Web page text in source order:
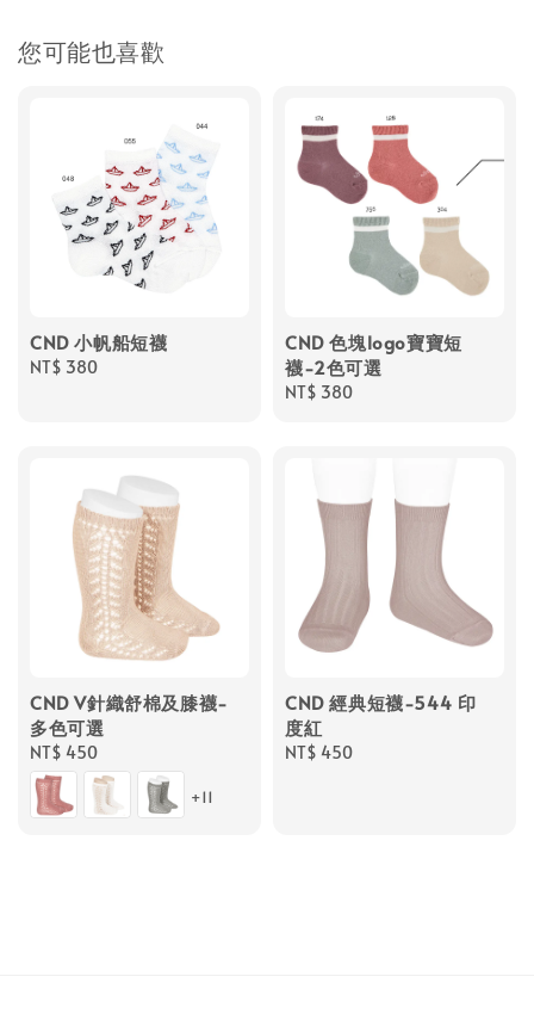
您可能也喜歡
CND 小帆船短襪
Regular
NT$ 380
CND 色塊logo寶寶短
襪-2色可選
Regular
NT$ 380
CND V針織舒棉及膝襪-
多色可選
Regular
price
NT$ 450
+11
CND 經典短襪-544 印
度紅
Regular
NT$ 450